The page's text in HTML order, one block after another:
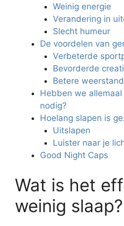
Weinig energie
Verandering in
Slecht humeur
De voordelen van
Verbeterde
Bevorderde
Betere weerstand
Hebben we
nodig?
Hoelang slapen is
Uitslapen
Luister naar je
Good Night Caps
Wat is het
weinig slaap?